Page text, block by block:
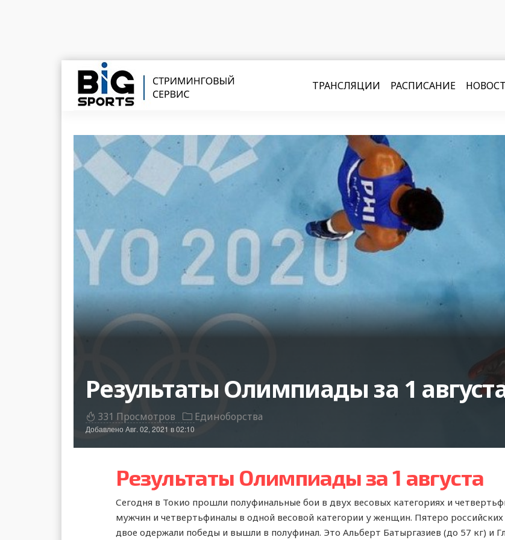
ТРАНСЛЯЦИИ РАСПИСАНИЕ
Результаты Олимпиады за 1
331 Просмотров Единоборства
Добавлено Авг. 02, 2021 в 02:10
Результаты Олимпиады за 1 августа
Сегодня в Токио прошли полуфинальные бои в двух весовых категориях и
мужчин и четвертьфиналы в одной весовой категории у женщин. Пятеро
двое одержали победы и вышли в полуфинал. Это Альберт Батыргазиев (до 57 кг) и